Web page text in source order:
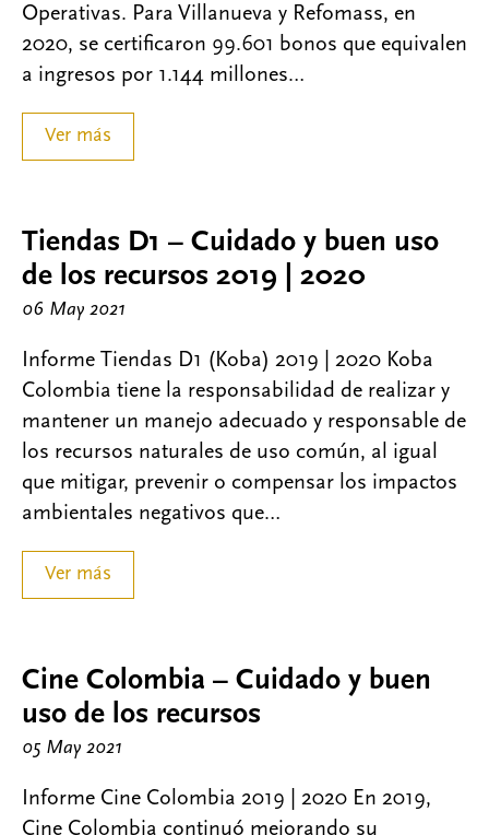
Operativas. Para Villanueva y Refomass, en
2020, se certificaron 99.601 bonos que equivalen
a ingresos por 1.144 millones…
Ver más
Tiendas D1 – Cuidado y buen uso
de los recursos 2019 | 2020
06 May 2021
Informe Tiendas D1 (Koba) 2019 | 2020 Koba
Colombia tiene la responsabilidad de realizar y
mantener un manejo adecuado y responsable de
los recursos naturales de uso común, al igual
que mitigar, prevenir o compensar los impactos
ambientales negativos que…
Ver más
Cine Colombia – Cuidado y buen
uso de los recursos
05 May 2021
Informe Cine Colombia 2019 | 2020 En 2019,
Cine Colombia continuó mejorando su